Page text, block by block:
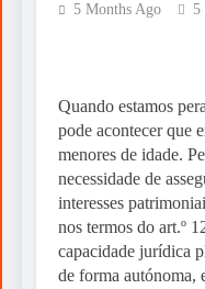
5 Months Ago 5
Quando estamos
pode acontecer que
menores de idade.
necessidade de
interesses
nos termos do art.º
capacidade jurídica
de forma autónoma,